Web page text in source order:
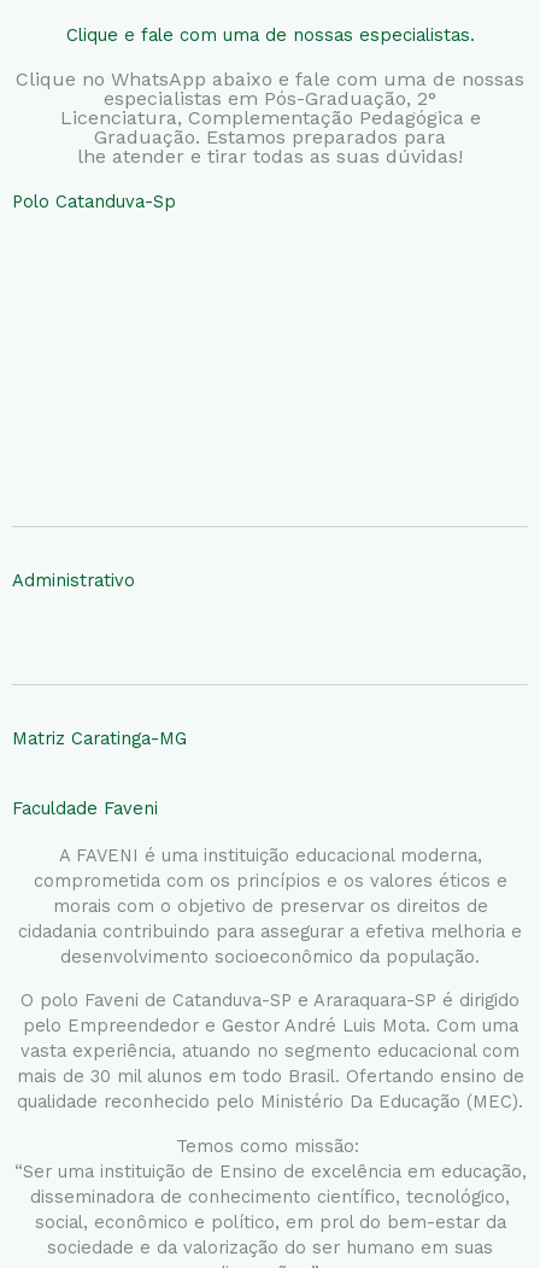
Clique e fale com uma de nossas especialistas.
Clique no WhatsApp abaixo e fale com uma de nossas
especialistas em Pós-Graduação, 2°
Licenciatura, Complementação Pedagógica e
Graduação. Estamos preparados para
lhe atender e tirar todas as suas dúvidas!
Polo Catanduva-Sp
Administrativo
Matriz Caratinga-MG
Faculdade Faveni
A FAVENI é uma instituição educacional moderna,
comprometida com os princípios e os valores éticos e
morais com o objetivo de preservar os direitos de
cidadania contribuindo para assegurar a efetiva melhoria e
desenvolvimento socioeconômico da população.
O polo Faveni de Catanduva-SP e Araraquara-SP é dirigido
pelo Empreendedor e Gestor André Luis Mota. Com uma
vasta experiência, atuando no segmento educacional com
mais de 30 mil alunos em todo Brasil. Ofertando ensino de
qualidade reconhecido pelo Ministério Da Educação (MEC).
Temos como missão:
“Ser uma instituição de Ensino de excelência em educação,
disseminadora de conhecimento científico, tecnológico,
social, econômico e político, em prol do bem-estar da
sociedade e da valorização do ser humano em suas